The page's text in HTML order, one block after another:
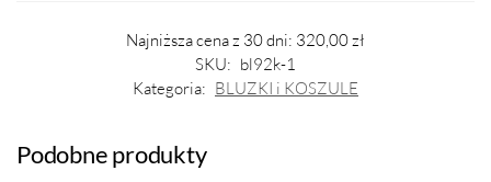
Najniższa cena z 30 dni: 320,00zł
SKU: bl92k-1
Kategoria: BLUZKI i KOSZULE
Podobne produkty